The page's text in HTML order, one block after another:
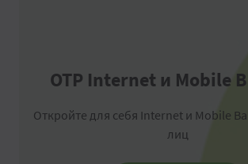
OTP Internet и Mobile
Откройте для себя Internet и Mobile
лиц